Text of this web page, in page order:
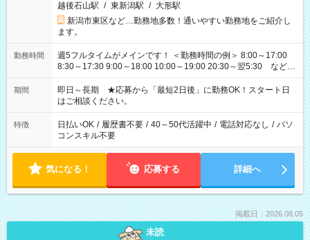
越後石山駅 / 東新潟駅 / 大形駅
新潟市東区など…勤務地多数！通いやすい勤務地をご紹介し
ます。
勤務時間
週5フルタイムがメインです！ ＜勤務時間の例＞ 8:00～17:00
8:30～17:30 9:00～18:00 10:00～19:00 20:30～翌5:30 など ★
その他にも勤務時間多数！ 日勤のみ、残業なし、交替制など
ご希望を教えてください！
期間
即日～長期 ★応募から「最短2日後」に勤務OK！スタート日
はご相談ください。
特徴 日払いOK / 履歴書不要 / 40～50代活躍中 / 電話対応なし / パソ
コンスキル不要
気になる！ 応募する 詳細へ
掲載日：2026.08.05
未読